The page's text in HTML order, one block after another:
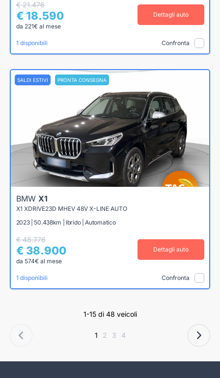
€ 21.476
€ 18.590
da 221€ al mese
Dettagli auto
1 disponibili Confronta
SALDI ESTIVI PRONTA CONSEGNA
BMW X1
X1 XDRIVE23D MHEV 48V X-LINE AUTO
2023 | 50.438km | Ibrido | Automatico
€ 48.776
€ 38.900
da 574€ al mese
Dettagli auto
1 disponibili Confronta
1-15 di 48 veicoli
1 2 3 4